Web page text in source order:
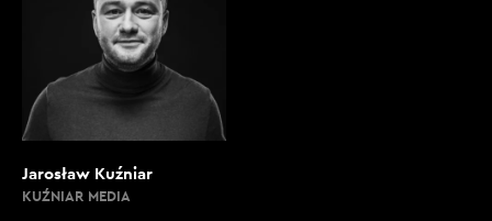
Jarosław Kuźniar
KUŹNIAR MEDIA